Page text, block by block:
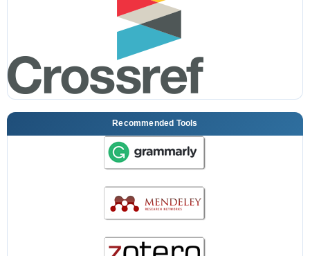
Recommended Tools